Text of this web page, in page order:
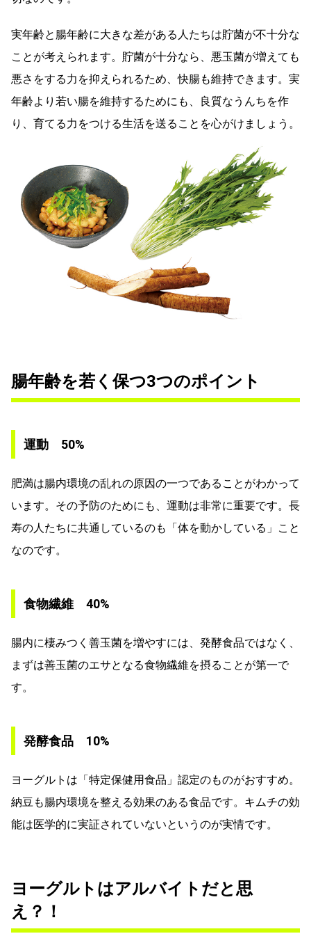
実年齢と腸年齢に大きな差がある人たちは貯菌が不十分な
ことが考えられます。貯菌が十分なら、悪玉菌が増えても
悪さをする力を抑えられるため、快腸も維持できます。実
年齢より若い腸を維持するためにも、良質なうんちを作
り、育てる力をつける生活を送ることを心がけましょう。
腸年齢を若く保つ3つのポイント
運動 50%
肥満は腸内環境の乱れの原因の一つであることがわかって
います。その予防のためにも、運動は非常に重要です。長
寿の人たちに共通しているのも「体を動かしている」こと
なのです。
食物繊維 40%
腸内に棲みつく善玉菌を増やすには、発酵食品ではなく、
まずは善玉菌のエサとなる食物繊維を摂ることが第一で
す。
発酵食品 10%
ヨーグルトは「特定保健用食品」認定のものがおすすめ。
納豆も腸内環境を整える効果のある食品です。キムチの効
能は医学的に実証されていないというのが実情です。
ヨーグルトはアルバイトだと思
え？！